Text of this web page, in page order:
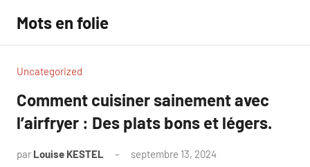
contenu
Mots en folie
Uncategorized
Comment cuisiner sainement avec
l’airfryer : Des plats bons et légers.
par Louise KESTEL septembre 13, 2024